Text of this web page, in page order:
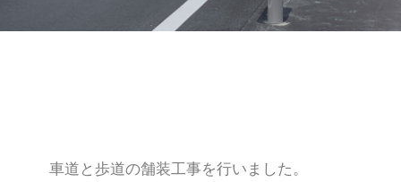
車道と歩道の舗装工事を行いました。